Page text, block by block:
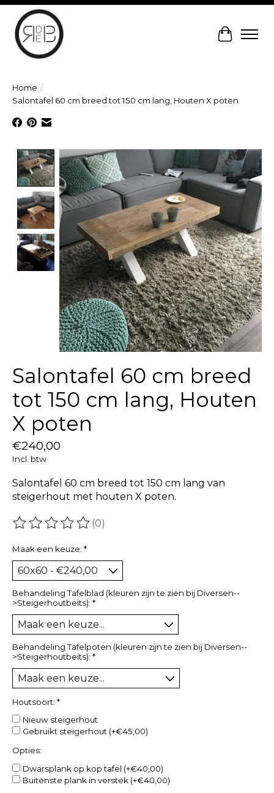
Home /
Salontafel 60 cm breed tot 150 cm lang, Houten X poten
Product image slideshow Items
Salontafel 60 cm breed
tot 150 cm lang, Houten
X poten
€240,00
Incl. btw
Salontafel 60 cm breed tot 150 cm lang van
steigerhout met houten X poten.
De beoordeling van dit product is
(0)
Maak een keuze: *
Behandeling Tafelblad (kleuren zijn te zien bij Diversen--
>Steigerhoutbeits): *
Behandeling Tafelpoten (kleuren zijn te zien bij Diversen--
>Steigerhoutbeits): *
Houtsoort: *
Nieuw steigerhout
Gebruikt steigerhout (+€45,00)
Opties:
Dwarsplank op kop tafel (+€40,00)
Buitenste plank in verstek (+€40,00)